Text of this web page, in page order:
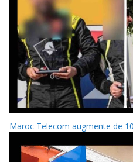
Maroc Telecom augmente de